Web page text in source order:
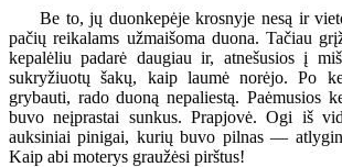
Be to, jų duonkepėje krosnyje nesą ir
pačių reikalams užmaišoma duona. Tačiau
kepalėliu padarė daugiau ir, atnešusios į
sukryžiuotų šakų, kaip laumė norėjo. Po
grybauti, rado duoną nepaliestą. Paėmusios
buvo neįprastai sunkus. Prapjovė. Ogi iš
auksiniai pinigai, kurių buvo pilnas —
Kaip abi moterys graužėsi pirštus!